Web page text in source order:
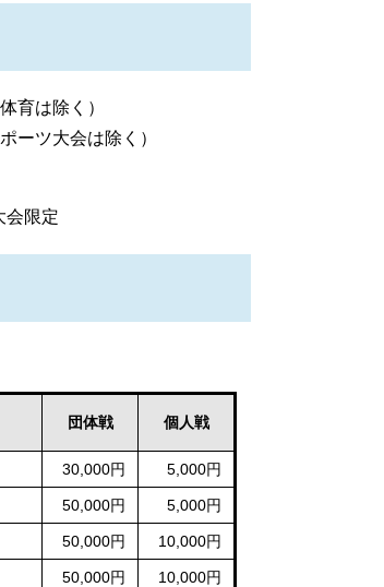
育は除く）
ーツ大会は除く）
会限定
団体戦 個人戦
30,000円 5,000円
50,000円 5,000円
50,000円 10,000円
50,000円
10,000円